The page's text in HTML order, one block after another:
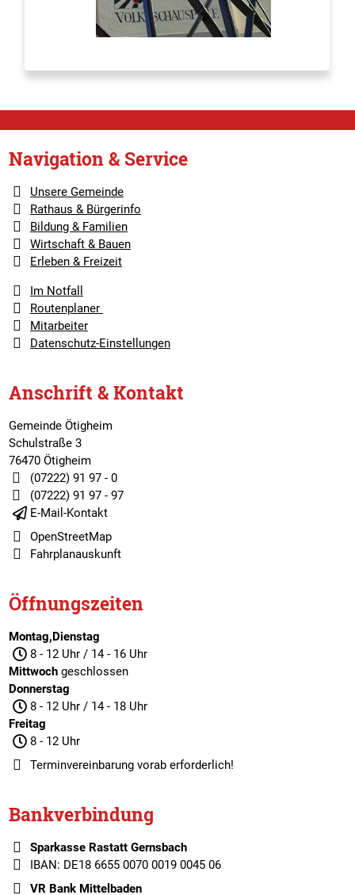
Navigation & Service
Unsere Gemeinde
Rathaus & Bürgerinfo
Bildung & Familien
Wirtschaft & Bauen
Erleben & Freizeit
Im Notfall
Routenplaner
Mitarbeiter
Datenschutz-Einstellungen
Anschrift & Kontakt
Gemeinde Ötigheim
Schulstraße 3
76470 Ötigheim
(07222) 91 97 - 0
(07222) 91 97 - 97
E-Mail-Kontakt
OpenStreetMap
Fahrplanauskunft
Öffnungszeiten
Montag,Dienstag
8 - 12 Uhr / 14 - 16 Uhr
Mittwochgeschlossen
Donnerstag
8 - 12 Uhr / 14 - 18 Uhr
Freitag
8 - 12 Uhr
Terminvereinbarungvorab erforderlich!
Bankverbindung
Sparkasse Rastatt Gernsbach
IBAN: DE18 6655 0070 0019 0045 06
VR Bank Mittelbaden